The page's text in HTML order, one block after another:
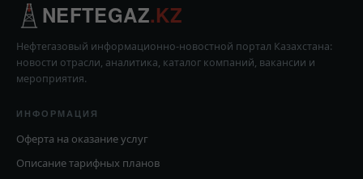
NEFTEGAZ.KZ
Нефтегазовый информационно-новостной портал Казахстана:
новости отрасли, аналитика, каталог компаний, вакансии и
мероприятия.
ИНФОРМАЦИЯ
Оферта на оказание услуг
Описание тарифных планов